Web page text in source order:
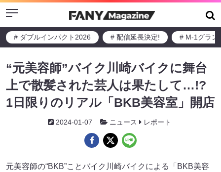
Menu
# ダブルインパクト2026 # 配信延長決定! # M-1グラン
“元美容師”バイク川崎バイクに舞台
上で散髪された芸人は果たして…!?
1日限りのリアル「BKB美容室」開店
2024-01-07 ニュース レポート
元美容師の“BKB”ことバイク川崎バイクによる「BKB美容